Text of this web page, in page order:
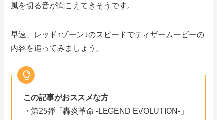
風を切る音が聞こえてきそうです。
早速、レッド↑ゾーン↓のスピードでティザームービーの
内容を追ってみましょう。
この記事がおススメな方
・第25弾「轟炎革命 -LEGEND EVOLUTION-」